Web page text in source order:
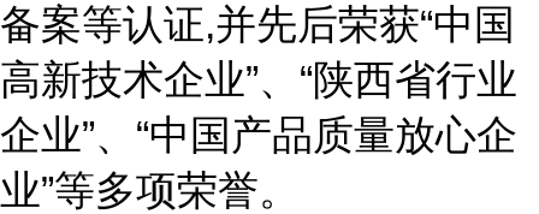
备案等认证,并先后荣获“中国
高新技术企业”、“陕西省行业
企业”、“中国产品质量放心企
业”等多项荣誉。